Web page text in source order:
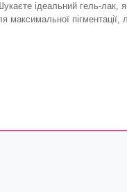
ідеальний гель-лак,
пігментації,